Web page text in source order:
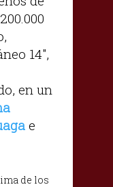
14",
en un
e
de los